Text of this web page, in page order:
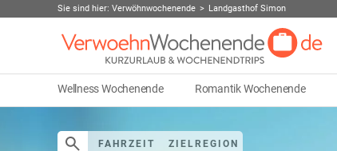
Sie sind hier: Verwöhnwochenende Landgasthof Simon
Wellness Wochenende Romantik Wochenende
FAHRZEIT ZIELREGION